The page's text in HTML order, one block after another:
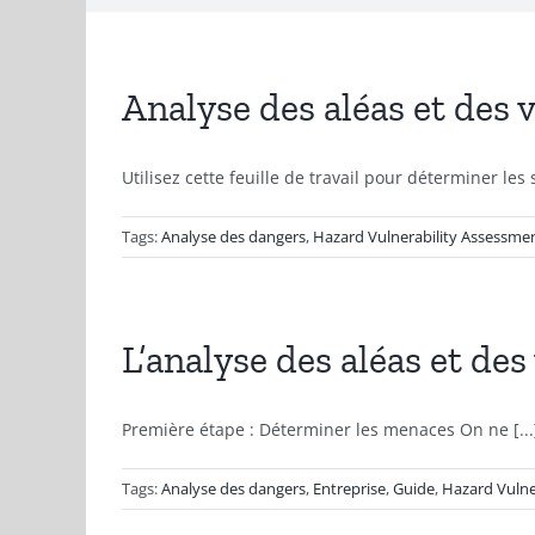
Analyse des aléas et
Utilisez cette feuille de travail pour déterminer
Tags:Analyse des dangers, Hazard Vulnerability
L’analyse des aléas et
Première étape : Déterminer les menaces On ne
Tags:Analyse des dangers, Entreprise,Guide, Hazard